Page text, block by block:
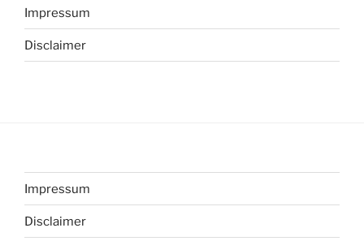
Impressum
Disclaimer
Impressum
Disclaimer